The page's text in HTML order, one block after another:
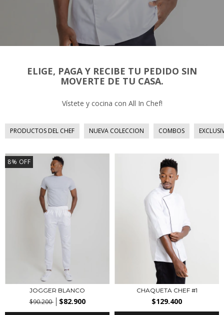
ELIGE, PAGA Y RECIBE TU PEDIDO SIN
MOVERTE DE TU CASA.
Vístete y cocina con All In Chef!
PRODUCTOS DEL CHEF NUEVA COLECCION COMBOS
8% OFF
JOGGER BLANCO
$90.200 $82.900
CHAQUETA CHEF #1
$129.400